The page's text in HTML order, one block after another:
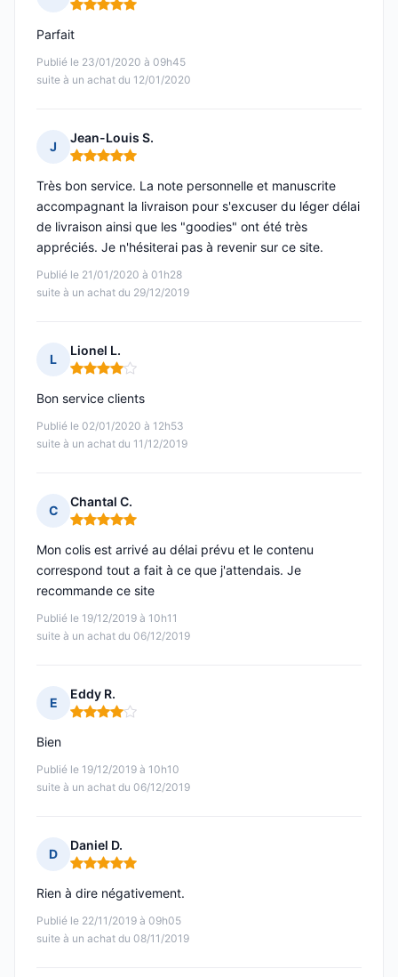
Note : 5 sur 5
Publié le 23/01/2020 à 09h45
suite à un achat du 12/01/2020
Parfait
J
Jean-Louis S.
Note : 5 sur 5
Publié le 21/01/2020 à 01h28
suite à un achat du 29/12/2019
Très bon service. La note personnelle et manuscrite
accompagnant la livraison pour s'excuser du léger délai
de livraison ainsi que les "goodies" ont été très
appréciés. Je n'hésiterai pas à revenir sur ce site.
L
Lionel L.
Note : 4 sur 5
Publié le 02/01/2020 à 12h53
suite à un achat du 11/12/2019
Bon service clients
C
Chantal C.
Note : 5 sur 5
Publié le 19/12/2019 à 10h11
suite à un achat du 06/12/2019
Mon colis est arrivé au délai prévu et le contenu
correspond tout a fait à ce que j'attendais. Je
recommande ce site
E
Eddy R.
Note : 4 sur 5
Publié le 19/12/2019 à 10h10
suite à un achat du 06/12/2019
Bien
D
Daniel D.
Note : 5 sur 5
Publié le 22/11/2019 à 09h05
suite à un achat du 08/11/2019
Rien à dire négativement.